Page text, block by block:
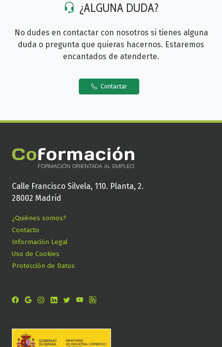
¿ALGUNA DUDA?
No dudes en contactar con nosotros si tienes alguna
duda o pregunta que quieras hacernos. Estaremos
encantados de atenderte.
Contactar
Calle Francisco Silvela, 110. Planta, 2.
28002 Madrid
¿Quiénes somos?
Contacto
Información Legal
Uso de Cookies
Protección de Datos